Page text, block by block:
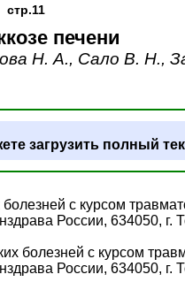
стр.11
печени
Н. А., Сало В. Н.,
загрузить полный
с курсом
России, 634050, г.
болезней с курсом
России, 634050, г.